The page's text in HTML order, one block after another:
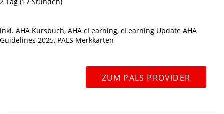
2 Tag (17 Stunden)
inkl. AHA Kursbuch, AHA eLearning, eLearning Update AHA
Guidelines 2025, PALS Merkkarten
ZUM PALS PROVIDER